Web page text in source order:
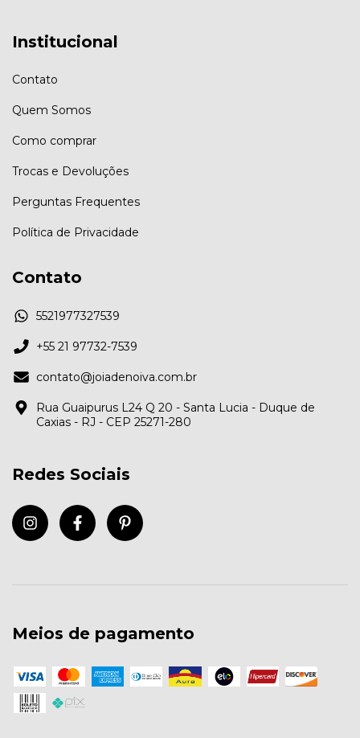
Institucional
Contato
Quem Somos
Como comprar
Trocas e Devoluções
Perguntas Frequentes
Política de Privacidade
Contato
5521977327539
+55 21 97732-7539
contato@joiadenoiva.com.br
Rua Guaipurus L24 Q 20 - Santa Lucia - Duque de
Caxias - RJ - CEP 25271-280
Redes Sociais
Meios de pagamento